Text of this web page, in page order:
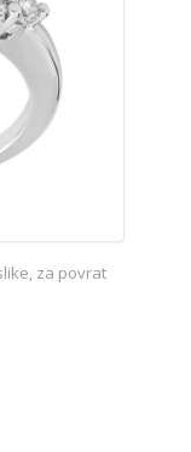
za povrat